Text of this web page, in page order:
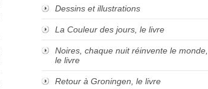
Dessins et illustrations
La Couleur des jours, le livre
Noires, chaque nuit réinvente le monde,
le livre
Retour à Groningen, le livre